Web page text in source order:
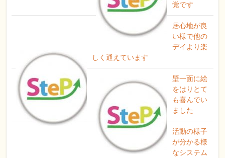
覚です
居心地が良
い様で他の
デイより楽
しく通えています
壁一面に絵
をはりとて
も喜んでい
ました
活動の様子
が分かる様
なシステム